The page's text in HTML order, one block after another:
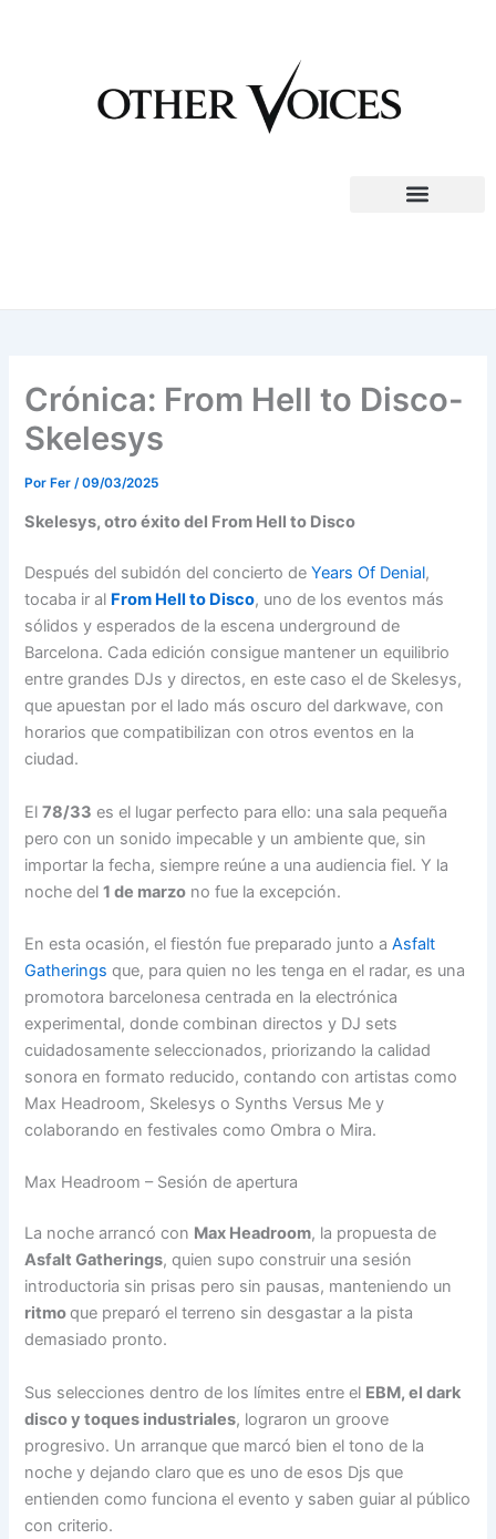
Crónica: From Hell to Disco-
Skelesys
PorFer/09/03/2025
Skelesys, otro éxito del From Hell to Disco
Después del subidón del concierto deYears Of Denial,
tocaba ir al From Hell to Disco, uno de los eventos más
sólidos y esperados de la escena underground de
Barcelona. Cada edición consigue mantener un equilibrio
entre grandes DJs y directos, en este caso el de Skelesys,
que apuestan por el lado más oscuro del darkwave, con
horarios que compatibilizan con otros eventos en la
ciudad.
El78/33 es el lugar perfecto para ello: una sala pequeña
pero con un sonido impecable y un ambiente que, sin
importar la fecha, siempre reúne a una audiencia fiel. Y la
noche del1 de marzo no fue la excepción.
En esta ocasión, el fiestón fue preparado junto aAsfalt
Gatherings que, para quien no les tenga en el radar, es una
promotora barcelonesa centrada en la electrónica
experimental, donde combinan directos y DJ sets
cuidadosamente seleccionados, priorizando la calidad
sonora en formato reducido, contando con artistas como
Max Headroom, Skelesys o Synths Versus Me y
colaborando en festivales como Ombra o Mira.
Max Headroom – Sesión de apertura
La noche arrancó con Max Headroom, la propuesta de
Asfalt Gatherings, quien supo construir una sesión
introductoria sin prisas pero sin pausas, manteniendo un
ritmoque preparó el terreno sin desgastar a la pista
demasiado pronto.
Sus selecciones dentro de los límites entre el EBM, el dark
disco y toques industriales, lograron un groove
progresivo. Un arranque que marcó bien el tono de la
noche y dejando claro que es uno de esos Djs que
entienden como funciona el evento y saben guiar al público
con criterio.